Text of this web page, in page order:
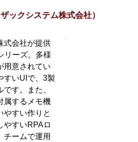
ックシステム株式会社）
式会社が提供
リーズ。多様
用意されてい
すいUIで、3製
す。また、
属するメモ機
やすい作りと
やすいRPAロ
チームで運用